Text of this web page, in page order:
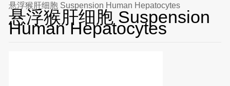
悬浮猴肝细胞 Suspension Human Hepatocytes
悬浮猴肝细胞 Suspension
Human Hepatocytes